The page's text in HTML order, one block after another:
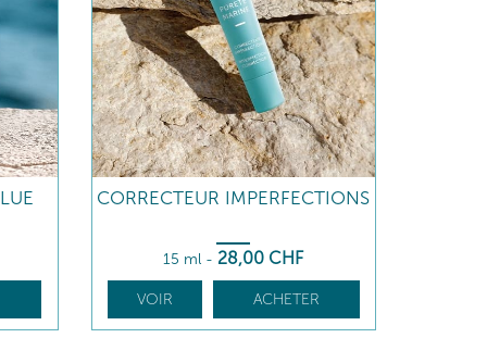
CORRECTEUR IMPERFECTIONS
15 ml - 28,00 CHF
VOIR ACHETER